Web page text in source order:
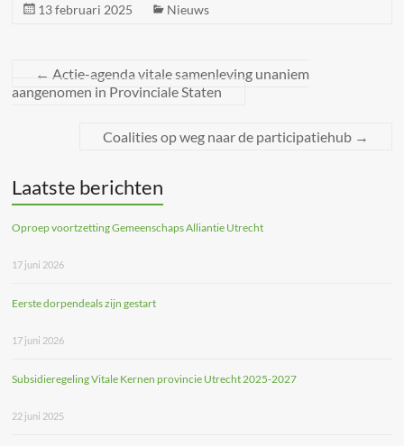
13 februari 2025 Nieuws
← Actie-agenda vitale samenleving unaniem
aangenomen in Provinciale Staten
Coalities op weg naar de participatiehub →
Laatste berichten
Oproep voortzetting Gemeenschaps Alliantie Utrecht
17 juni 2026
Eerste dorpendeals zijn gestart
17 juni 2026
Subsidieregeling Vitale Kernen provincie Utrecht 2025-2027
22 juni 2025